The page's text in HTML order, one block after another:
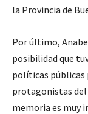
la Provincia de
Por último,
posibilidad que
políticas públicas
protagonistas del
memoria es muy